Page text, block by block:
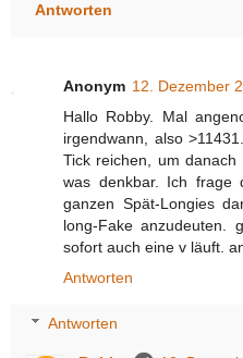
Antworten
Anonym 12. Dezember
Hallo Robby. Mal
irgendwann, also
Tick reichen, um
was denkbar. Ich
ganzen Spät-Longies
long-Fake anzudeuten.
sofort auch eine v läuft.
Antworten
Antworten